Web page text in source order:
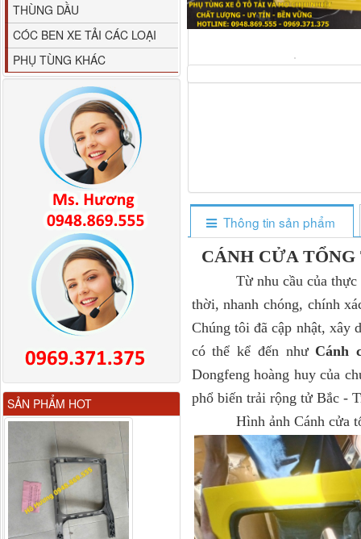
Thông tin sản phẩm
CÁNH CỬA
Từ nhu cầu của thực
thời, nhanh chóng, chính
Chúng tôi đã cập nhật, xây
có thể kể đến như Cánh
Dongfeng hoàng huy của
phổ biến trải rộng tử Bắc -
Hình ảnh Cánh cửa
THÙNG DẦU
CÓC BEN XE TẢI CÁC LOẠI
PHỤ TÙNG KHÁC
SẢN PHẨM HOT
M4610162101A0 Tapbi
cửa Thaco...
Gương chiếu hậu FAW
JH6 có sấy...